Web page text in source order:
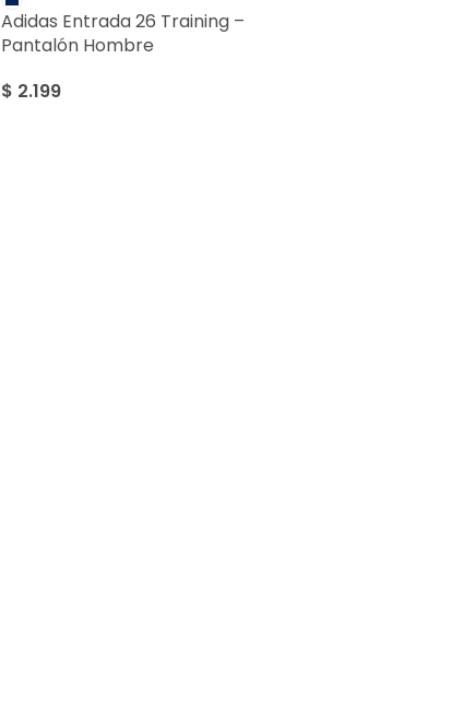
Adidas Entrada 26 Training –
Pantalón Hombre
$ 2.199